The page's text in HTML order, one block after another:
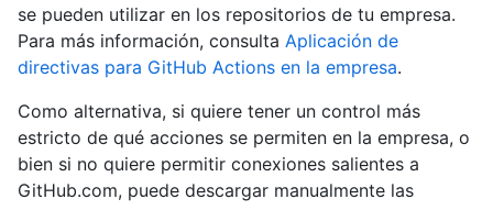
se pueden utilizar en los repositorios de tu empresa.
Para más información, consulta Aplicación de
directivas para GitHub Actions en la empresa.
Como alternativa, si quiere tener un control más
estricto de qué acciones se permiten en la empresa, o
bien si no quiere permitir conexiones salientes a
GitHub.com, puede descargar manualmente las